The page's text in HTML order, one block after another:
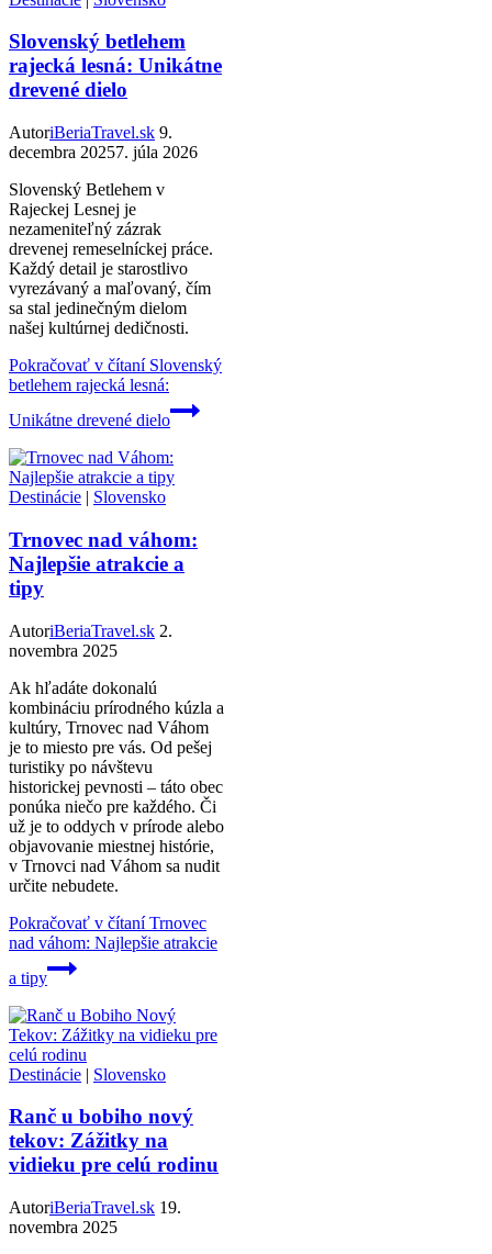
Slovenský betlehem
rajecká lesná: Unikátne
drevené dielo
AutoriBeriaTravel.sk 9.
decembra 20257. júla 2026
Slovenský Betlehem v
Rajeckej Lesnej je
nezameniteľný zázrak
drevenej remeselníckej práce.
Každý detail je starostlivo
vyrezávaný a maľovaný, čím
sa stal jedinečným dielom
našej kultúrnej dedičnosti.
Pokračovať v čítaníSlovenský
betlehem rajecká lesná:
Unikátne drevené dielo
Destinácie | Slovensko
Trnovec nad váhom:
Najlepšie atrakcie a
tipy
AutoriBeriaTravel.sk 2.
novembra 2025
Ak hľadáte dokonalú
kombináciu prírodného kúzla a
kultúry, Trnovec nad Váhom
je to miesto pre vás. Od pešej
turistiky po návštevu
historickej pevnosti – táto obec
ponúka niečo pre každého. Či
už je to oddych v prírode alebo
objavovanie miestnej histórie,
v Trnovci nad Váhom sa nudit
určite nebudete.
Pokračovať v čítaníTrnovec
nad váhom: Najlepšie atrakcie
a tipy
Destinácie | Slovensko
Ranč u bobiho nový
tekov: Zážitky na
vidieku pre celú rodinu
AutoriBeriaTravel.sk 19.
novembra 2025